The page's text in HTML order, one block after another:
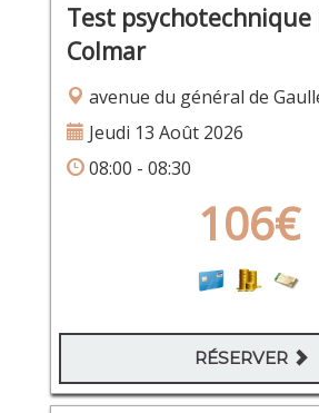
Test psychotechnique
Colmar
avenue du général de
Jeudi 13 Août 2026
08:00 - 08:30
106€
RÉSERVER